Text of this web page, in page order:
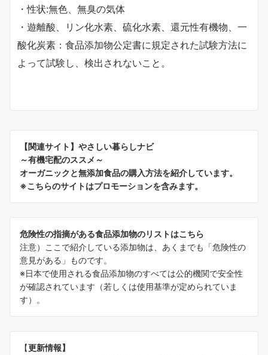
・性状:無色、無臭の気体
・遊離酸、リン化水素、硫化水素、還元性有機物、一
酸化炭素：食品添加物公定書に規定された試験方法に
よって試験し、検出されないこと。
【関連サイト】やさしい暮らしナビ
～有機宅配のススメ～
オーガニックと無添加食品の購入方法を紹介しています。
※こちらのサイトはプロモーションを含みます。
危険性の指摘がある食品添加物のリストはこちら
注意）ここで紹介している添加物は、あくまでも「危険性の
意見がある」ものです。
※日本で使用される食品添加物のすべては公的機関で安全性
が確認されています（若しくは使用基準が定められていま
す）。
【更新情報】